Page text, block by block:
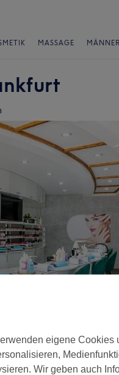
MASSAGE MÄNNER
Deutschland
eigene Cookies
Wir geben auch